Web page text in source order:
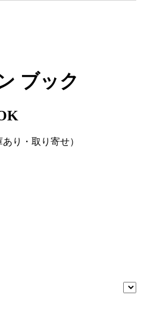
ブック
り・取り寄せ）